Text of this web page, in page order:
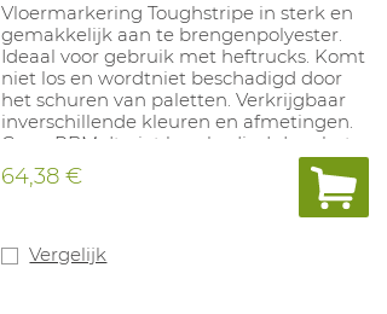
Vloermarkering Toughstripe in sterk en
gemakkelijk aan te brengenpolyester.
Ideaal voor gebruik met heftrucks. Komt
niet los en wordtniet beschadigd door
het schuren van paletten. Verkrijgbaar
inverschillende kleuren en afmetingen.
Geen PBM.dt niet beschadigd door het
schuren van paletten. Verkrijgbaar in
verschillende kleuren en afmetingen.
64,38 €
Vergelijk